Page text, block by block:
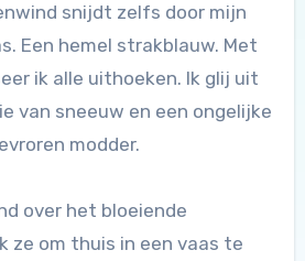
snijdt zelfs door mijn
Een hemel strakblauw. Met
ik alle uithoeken. Ik glij uit
van sneeuw en een ongelijke
modder.
over het bloeiende
ze om thuis in een vaas te